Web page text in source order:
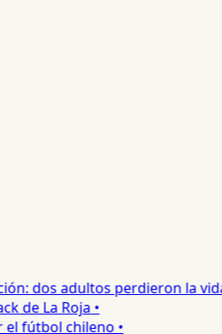
dos adultos perdieron la vida •
La Roja •
fútbol chileno •